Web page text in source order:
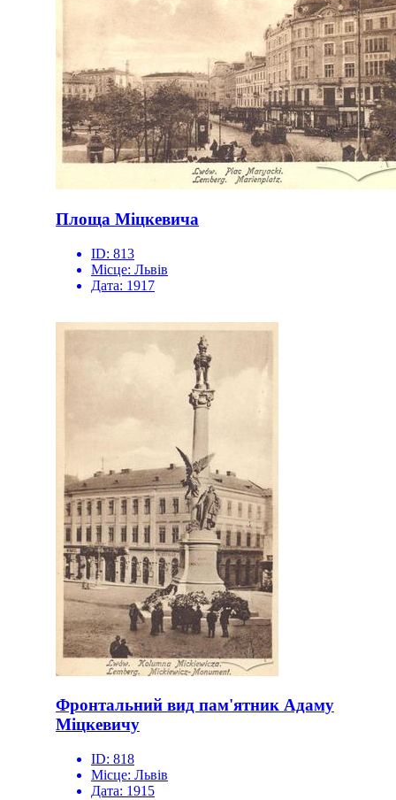
Площа Міцкевича
ID: 813
Місце: Львів
Дата: 1917
Фронтальний вид пам'ятник Адаму
Міцкевичу
ID: 818
Місце: Львів
Дата: 1915